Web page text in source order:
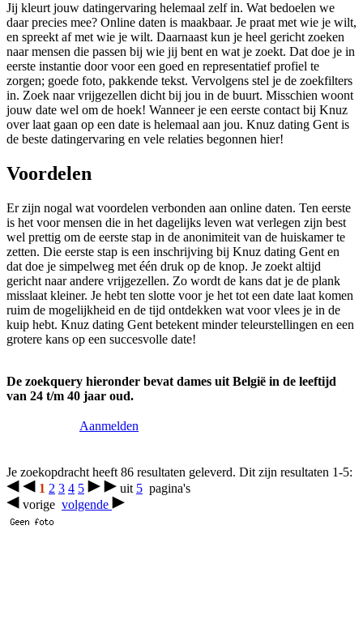
Jij kleurt jouw datingervaring helemaal zelf in. Wat bedoelen we
daar precies mee? Online daten is maakbaar. Je praat met wie je wilt,
en spreekt af met wie je wilt. Daarnaast kun je heel gericht zoeken
naar mensen die passen bij wie jij bent en wat je zoekt. Dat doe je in
eerste instantie door voor een goed en representatief profiel te
zorgen; goede foto, pakkende tekst. Vervolgens stel je de zoekfilters
in. Zoek naar vrijgezellen dicht bij jou in de buurt. Misschien woont
jouw date wel om de hoek! Wanneer je een eerste contact bij Knuz
over laat gaan op een date is helemaal aan jou. Knuz dating Gent is
de beste datingervaring en vele relaties begonnen hier!
Voordelen
Er zijn nogal wat voordelen verbonden aan online daten. Ten eerste
is het voor mensen die in het dagelijks leven wat verlegen zijn best
wel prettig om de eerste stap in de anonimiteit van de huiskamer te
zetten. Die eerste stap is een inschrijving bij Knuz dating Gent en
dat doe je simpelweg met één druk op de knop. Je zoekt altijd
gericht naar andere vrijgezellen. Zo wordt de kans dat je de plank
misslaat kleiner. Je hebt ten slotte voor je het tot een date laat komen
ruim de mogelijkheid en de tijd ontdekken wat voor vlees je in de
kuip hebt. Knuz dating Gent betekent minder teleurstellingen en een
grotere kans op een succesvolle date!
De zoekquery hieronder bevat dames uit België in de leeftijd
van 24 t/m 40 jaar oud.
Aanmelden
Je zoekopdracht heeft 86 resultaten geleverd. Dit zijn resultaten 1-5:
1 2 3 4 5 uit 5 pagina's
vorige volgende